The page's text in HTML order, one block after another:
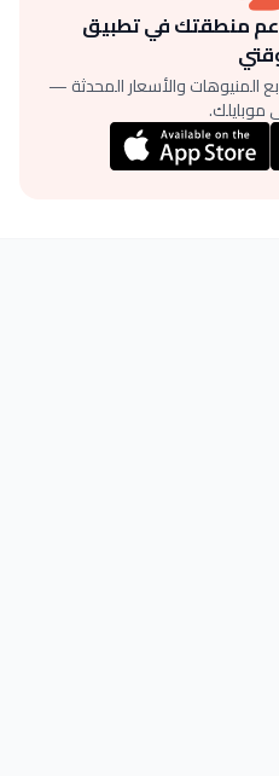
منطقتك في تطبيق
والأسعار المحدثة —
موبايلك.